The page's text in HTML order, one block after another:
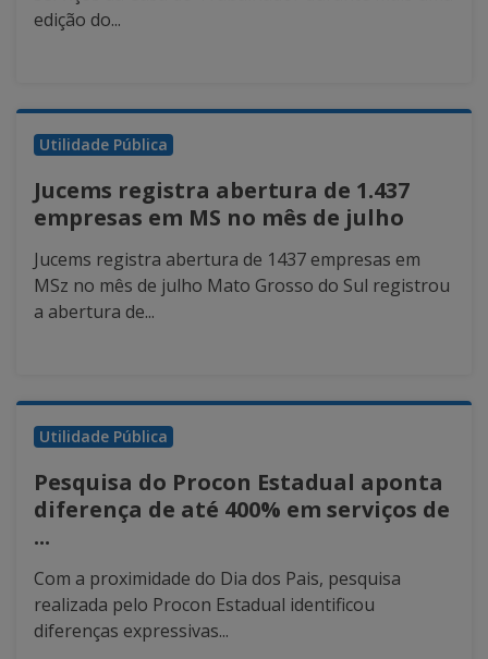
edição do...
Utilidade Pública
Jucems registra abertura de 1.437
empresas em MS no mês de julho
Jucems registra abertura de 1437 empresas em
MSz no mês de julho Mato Grosso do Sul registrou
a abertura de...
Utilidade Pública
Pesquisa do Procon Estadual aponta
diferença de até 400% em serviços de
...
Com a proximidade do Dia dos Pais, pesquisa
realizada pelo Procon Estadual identificou
diferenças expressivas...